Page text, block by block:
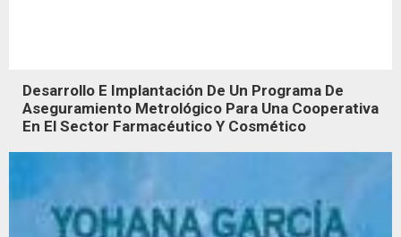
Desarrollo E Implantación De Un Programa De
Aseguramiento Metrológico Para Una Cooperativa
En El Sector Farmacéutico Y Cosmético